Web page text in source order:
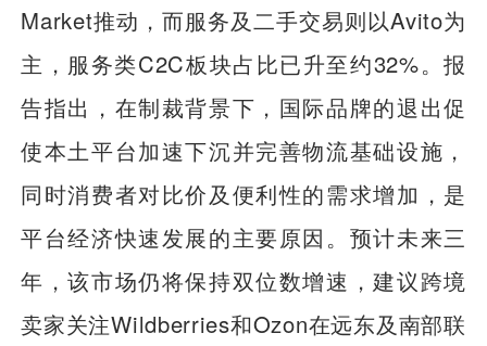
Market推动，而服务及二手交易则以Avito为
主，服务类C2C板块占比已升至约32%。报
告指出，在制裁背景下，国际品牌的退出促
使本土平台加速下沉并完善物流基础设施，
同时消费者对比价及便利性的需求增加，是
平台经济快速发展的主要原因。预计未来三
年，该市场仍将保持双位数增速，建议跨境
卖家关注Wildberries和Ozon在远东及南部联